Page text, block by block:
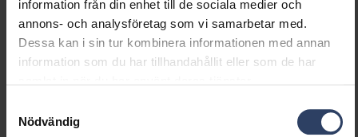
information från din enhet till de sociala medier och
annons- och analysföretag som vi samarbetar med.
Dessa kan i sin tur kombinera informationen med annan
information som du har tillhandahållit eller som de har
Nödvändig
Liknande produkter